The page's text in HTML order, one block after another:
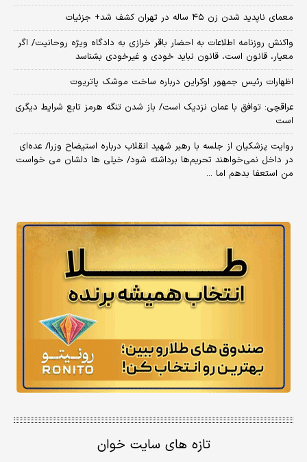
معمای ناپدید شدن زن ۴۵ ساله در تهران کشف شد+ جزئیات
واکنش روزنامه اطلاعات به احضار باقر خرازی به دادگاه ویژه روحانیت/ اگر
معیار، قانون است، قانون نباید خودی و غیرخودی بشناسد
اظهارات رئیس جمهور اوکراین درباره ساخت موشک پاتریوت
عراقچی: توافق با عمان نزدیک است/ باز شدن تنگه هرمز تابع شرایط دیگری
است
روایت پزشکیان از جلسه با رهبر شهید انقلاب درباره استیضاح وزرا/ عده‌ای
در داخل نمی‌خواهند تحریم‌ها برداشته شود/ خیلی ها دلشان می خواست
من استعفا بدهم اما ...
تازه های سایت خوان